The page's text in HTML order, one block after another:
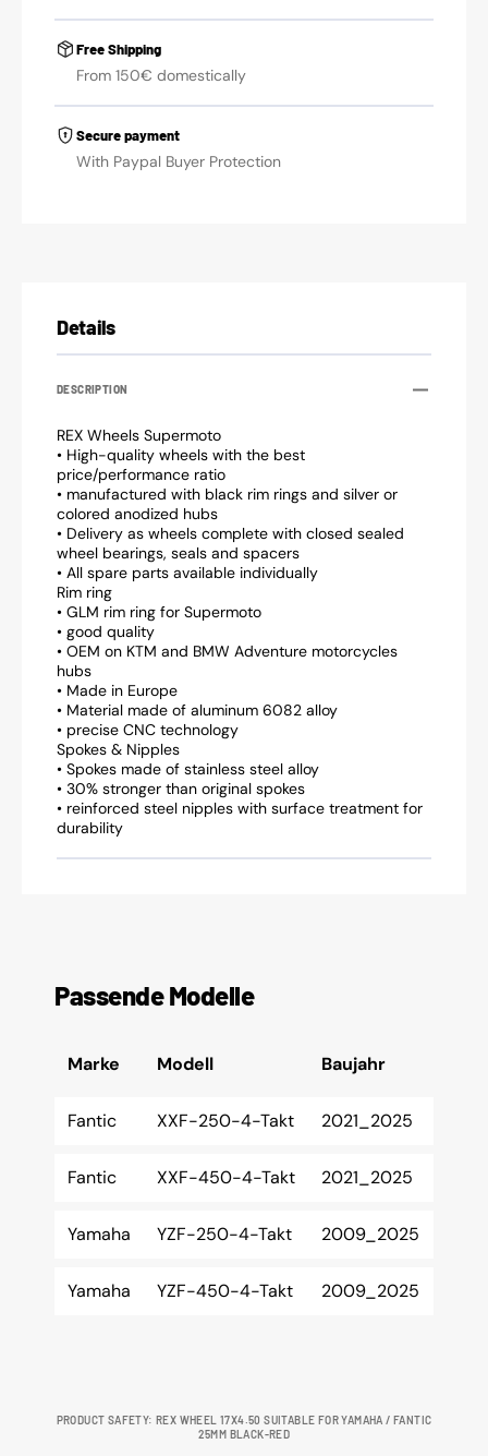
Details
DESCRIPTION
REX Wheels Supermoto
• High-quality wheels with the best
price/performance ratio
• manufactured with black rim rings and silver or
colored anodized hubs
• Delivery as wheels complete with closed sealed
wheel bearings, seals and spacers
• All spare parts available individually
Rim ring
• GLM rim ring for Supermoto
• good quality
• OEM on KTM and BMW Adventure motorcycles
hubs
• Made in Europe
• Material made of aluminum 6082 alloy
• precise CNC technology
Spokes & Nipples
• Spokes made of stainless steel alloy
• 30% stronger than original spokes
• reinforced steel nipples with surface treatment for
durability
Free Shipping
From 150€ domestically
Secure payment
With Paypal Buyer Protection
Passende Modelle
Marke Modell Baujahr
Fantic XXF-250-4-Takt 2021_2025
Fantic XXF-450-4-Takt 2021_2025
Yamaha YZF-250-4-Takt 2009_2025
Yamaha YZF-450-4-Takt 2009_2025
PRODUCT SAFETY: REX WHEEL 17X4.50 SUITABLE FOR YAMAHA / FANTIC
25MM BLACK-RED